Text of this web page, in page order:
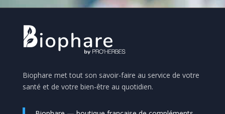
Biophare met tout son savoir-faire au service de votre
santé et de votre bien-être au quotidien.